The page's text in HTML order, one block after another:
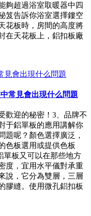
夠超過浴室取暖器中四
笈告訴你浴室選擇鏤空
花板時，房間的高度將
在天花板上，鋁扣板廠
常見會出現什么問題
歡迎的秘密！3、品牌不
于鋁單板的應用講解你
題呢？顏色選擇廣泛，
色板選用或提供色板
單板又可以在那些地方
度，宜用水平儀對承重
說，它分為雙層，三層
膠縫。使用微孔鋁扣板